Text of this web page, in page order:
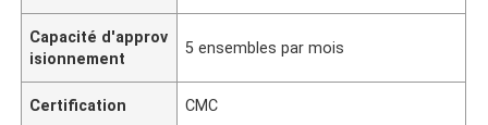
Capacité d'approv
isionnement
5 ensembles par mois
Certification CMC